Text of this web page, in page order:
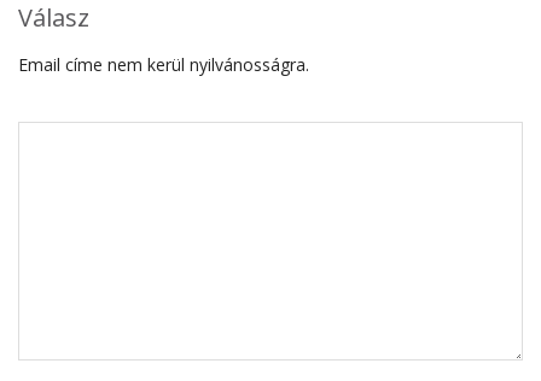
Válasz
Email címe nem kerül nyilvánosságra.